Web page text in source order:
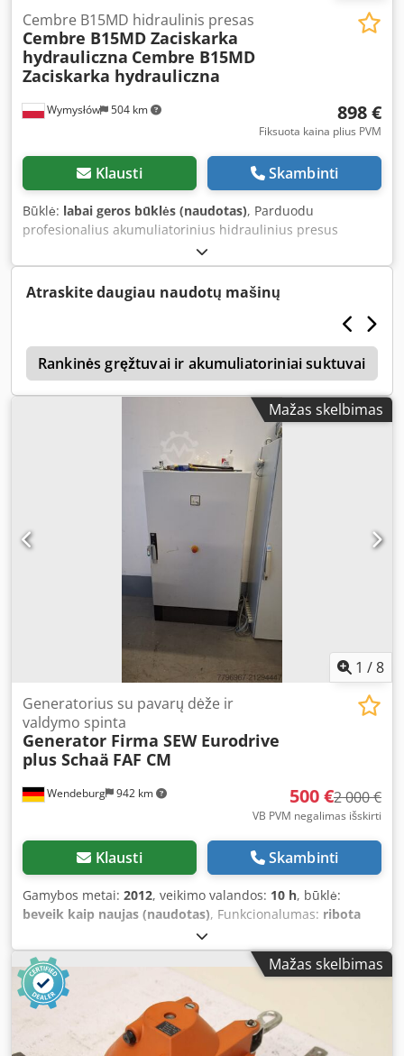
Wymysłów 504 km
Cembre B15MD hidraulinis presas
Cembre B15MD Zaciskarka
hydrauliczna Cembre B15MD
Zaciskarka hydrauliczna
898 €
Fiksuota kaina plius PVM
Klausti Skambinti
Būklė: labai geros būklės (naudotas), Parduodu
profesionalius akumuliatorinius hidraulinius presus
Cembre, modelis B15MD. Įrenginys visiškai techniškai
tvarkingas, paruoštas darbui. Parduodama be
akumuliatoriaus ir įkroviklio. Vizualinė būklė labai gera,
matomi įprasti naudojimo požymiai nuotraukose.
lagaminas ir priedai matomi nuotraukose. Techniniai
duomenys: Gamintojas: Cembre Modelis: B15MD
Prispaudimo jėga: 15 kN Maitinimas: akumuliatorius 18V
Kilmės šalis: Italija Kompaktiška ir lengva konstrukcija
Profesionalus įrankis antgalių ir jungčių presavimui Dsdpfx
Aoy Uy Nhskzjkr Komplekte: Cembre B15MD presas
Originalus transportavimo lagaminas Priedai matomi
nuotraukose PASTABA: Parduodama be akumuliatoriaus ir
įkroviklio. Įrenginys patikrintas – veikia 100%.
Atraskite daugiau naudotų mašinų
Rankinės gręžtuvai ir akumuliatoriniai suktuvai
Mažas skelbimas
1 /8
Wendeburg 942 km
Generatorius su pavarų dėže ir
valdymo spinta
Generator Firma SEW Eurodrive
plus Schaä FAF CM
500 €2 000 €
VB PVM negalimas išskirti
Klausti Skambinti
Gamybos metai: 2012, veikimo valandos: 10 h, būklė:
beveik kaip naujas (naudotas), Funkcionalumas: ribota
, Generatorius buvo naudojamas
vertikalios vėjo jėgainės kūrimo metu, tačiau, nutraukus šį
projekto etapą, jis veikė tik kelias valandas. Elektriniai
skydai buvo suderinti arba surinkti specializuotos įmonės
iš Offenburgo kartu su generatoriumi. Dsdpfeyl Nntsx
Akzjkr Džiaugiuosi, jei įrenginiai bus naudojami naujais
tikslais. Kaina derinama atsiimant.
Mažas skelbimas